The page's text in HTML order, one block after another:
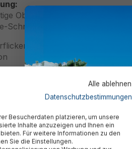
Oberfläche
Schnellverschlussventil
Alle ablehnen
Datenschutzbestimmungen
Besucherdaten platzieren, um unsere
Inhalte anzuzeigen und Ihnen ein
Für weitere Informationen zu den
Sie die Einstellungen.